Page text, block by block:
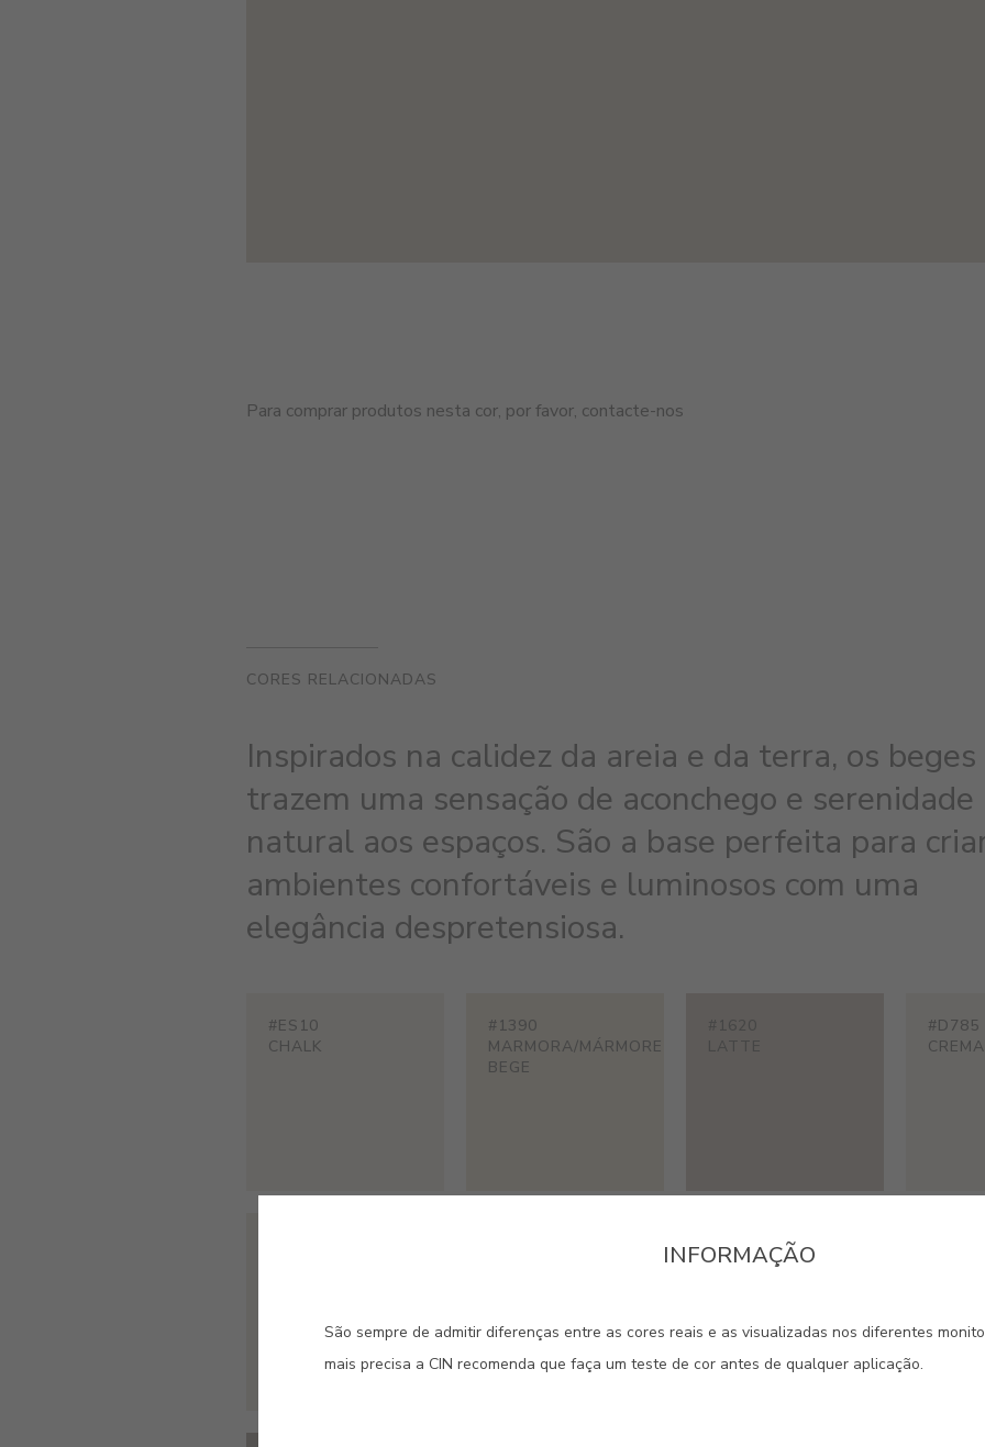
Para comprar produtos nesta cor, por favor, contacte-nos
CORES RELACIONADAS
Inspirados na calidez da areia e da terra, os beges
trazem uma sensação de aconchego e serenidade
natural aos espaços. São a base perfeita para
ambientes confortáveis e luminosos com uma
elegância despretensiosa.
#ES10
CHALK
#1390
MARMORA/MÁRMORE
BEGE
#1620
LATTE
#D785
CREMA
#E340
MIRAGE
INFORMAÇÃO
São sempre de admitir diferenças entre as cores reais e as visualizadas nos diferentes
mais precisa a CIN recomenda que faça um teste de cor antes de qualquer aplicação.